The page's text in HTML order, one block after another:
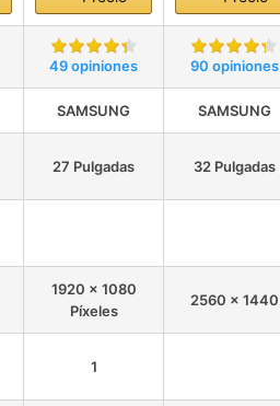
49 opiniones 90 opiniones
SAMSUNG SAMSUNG
27 Pulgadas 32 Pulgadas
1920 x 1080
Píxeles
2560 x 1440
1